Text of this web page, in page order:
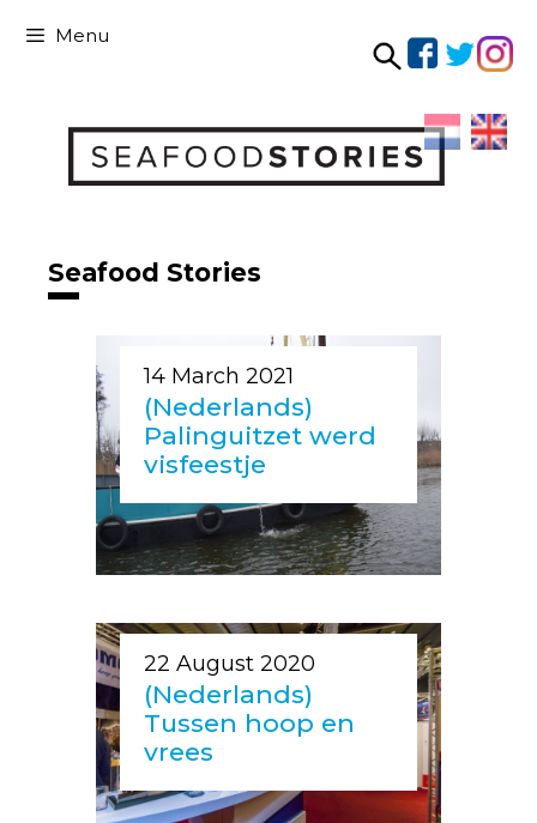
Menu
content
Seafood Stories
14 March 2021
(Nederlands)
Palinguitzet werd
visfeestje
22 August 2020
(Nederlands)
Tussen hoop en
vrees